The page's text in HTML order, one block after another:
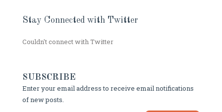
Stay Connected with Twitter
Couldn't connect with Twitter
SUBSCRIBE
Enter your email address to receive email notifications
of new posts.